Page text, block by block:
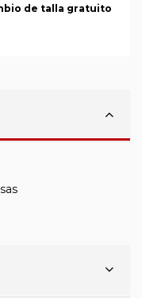
de talla gratuito